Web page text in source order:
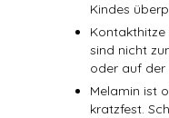
Kindes
Kontakthitze
sind nicht
oder auf der
Melamin ist
kratzfest.